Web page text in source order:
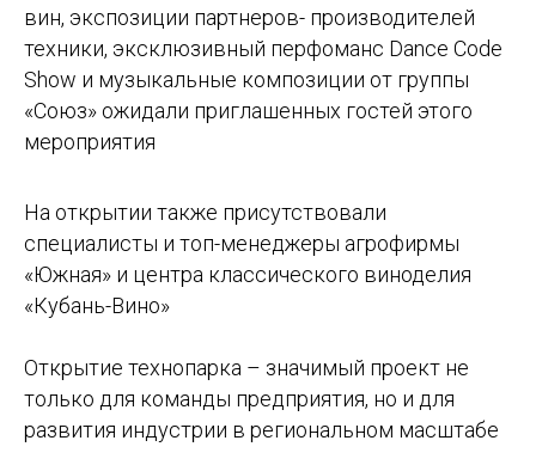
вин, экспозиции партнеров- производителей
техники, эксклюзивный перфоманс Dance Code
Show и музыкальные композиции от группы
«Союз» ожидали приглашенных гостей этого
мероприятия
На открытии также присутствовали
специалисты и топ-менеджеры агрофирмы
«Южная» и центра классического виноделия
«Кубань-Вино»
Открытие технопарка – значимый проект не
только для команды предприятия, но и для
развития индустрии в региональном масштабе